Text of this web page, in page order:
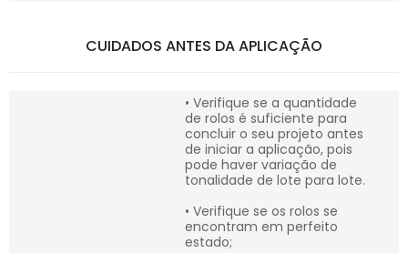
CUIDADOS ANTES DA APLICAÇÃO
• Verifique se a quantidade
de rolos é suficiente para
concluir o seu projeto antes
de iniciar a aplicação, pois
pode haver variação de
tonalidade de lote para lote.
• Verifique se os rolos se
encontram em perfeito
estado;